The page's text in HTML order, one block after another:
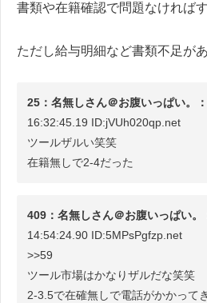
書類や在籍確認で問題なければす
ただし給与明細など書類不足が
25：名無しさん＠お腹いっぱい。
16:32:45.19 ID:jVUh020qp.net
ツールザルい笑笑
在籍無しで2-4だった
409：名無しさん＠お腹いっぱい
14:54:24.90 ID:5MPsPgfzp.net
>>59
ツール市場はかなりザルだな笑笑
2-3.5で在確無しで電話がかかって